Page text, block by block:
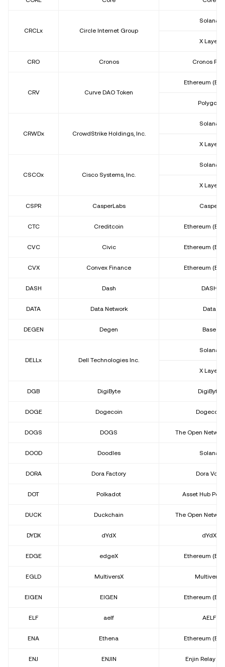
CRCLx Circle Internet Group
Solana
X Layer
CRO Cronos Cronos
CRV Curve DAO Token
Ethereum
Polygon
CRWDx CrowdStrike Holdings, Inc.
Solana
X Layer
CSCOx Cisco Systems, Inc.
Solana
X Layer
CSPR CasperLabs Casper
CTC Creditcoin Ethereum
CVC Civic Ethereum
CVX Convex Finance Ethereum
DASH Dash DASH
DATA Data Network Data
DEGEN Degen Base
DELLx Dell Technologies Inc.
Solana
X Layer
DGB DigiByte DigiByte
DOGE Dogecoin Dogecoin
DOGS DOGS The Open
DOOD Doodles Solana
DORA Dora Factory Dora Vota
DOT Polkadot Asset Hub
DUCK Duckchain The Open
DYDX dYdX dYdX
EDGE edgeX Ethereum
EGLD MultiversX MultiversX
EIGEN EIGEN Ethereum
ELF aelf AELF
ENA Ethena Ethereum
ENJ ENJIN Enjin Relay